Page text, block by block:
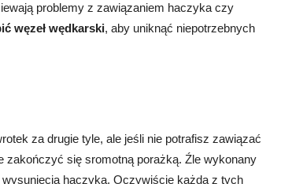
problemy z zawiązaniem haczyka czy
węzeł wędkarski, aby uniknąć niepotrzebnych
za drugie tyle, ale jeśli nie potrafisz zawiązać
zakończyć się sromotną porażką. Źle wykonany
wysunięcia haczyka. Oczywiście każda z tych